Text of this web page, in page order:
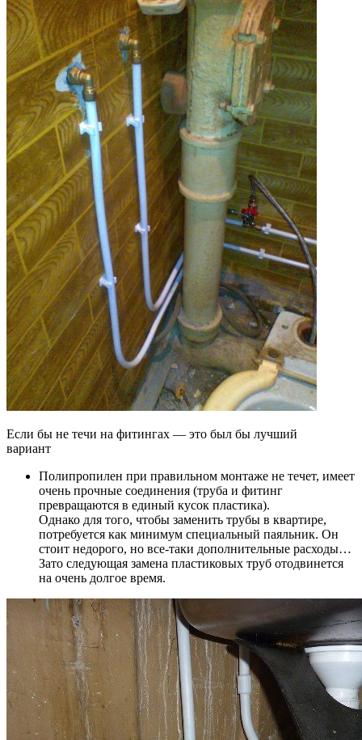
Если бы не течи на фитингах — это был бы лучший
вариант
Полипропилен при правильном монтаже не течет, имеет
очень прочные соединения (труба и фитинг
превращаются в единый кусок пластика).
Однако для того, чтобы заменить трубы в квартире,
потребуется как минимум специальный паяльник. Он
стоит недорого, но все-таки дополнительные расходы…
Зато следующая замена пластиковых труб отодвинется
на очень долгое время.